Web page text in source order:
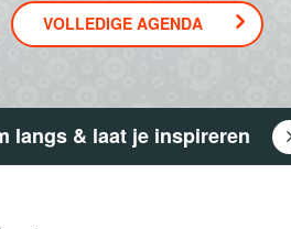
VOLLEDIGE AGENDA
langs & laat je inspireren